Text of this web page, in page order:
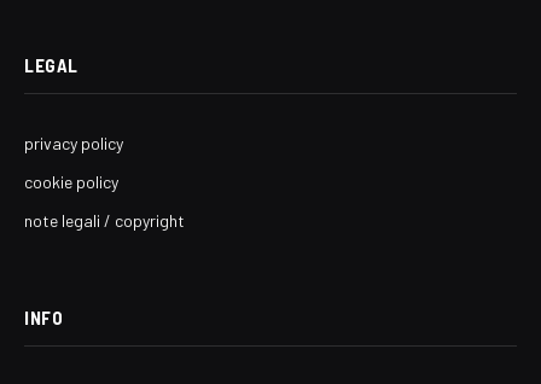
LEGAL
privacy policy
cookie policy
note legali / copyright
INFO